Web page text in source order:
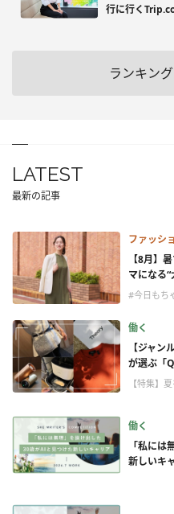
行に行く
ランキン
LATEST
最新の記事
ファッシ
【8月】
マになる
#今日もち
働く
【ジャ
が選ぶ「
【特集】
働く
「私に
新しいキ